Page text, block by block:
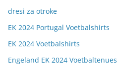
dresi za otroke
EK 2024 Portugal Voetbalshirts
EK 2024 Voetbalshirts
Engeland EK 2024 Voetbaltenues